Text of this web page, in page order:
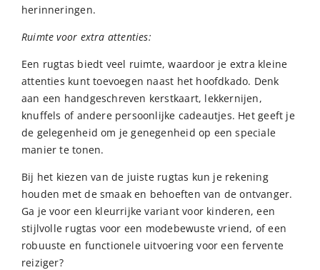
herinneringen.
Ruimte voor extra attenties:
Een rugtas biedt veel ruimte, waardoor je extra kleine
attenties kunt toevoegen naast het hoofdkado. Denk
aan een handgeschreven kerstkaart, lekkernijen,
knuffels of andere persoonlijke cadeautjes. Het geeft je
de gelegenheid om je genegenheid op een speciale
manier te tonen.
Bij het kiezen van de juiste rugtas kun je rekening
houden met de smaak en behoeften van de ontvanger.
Ga je voor een kleurrijke variant voor kinderen, een
stijlvolle rugtas voor een modebewuste vriend, of een
robuuste en functionele uitvoering voor een fervente
reiziger?